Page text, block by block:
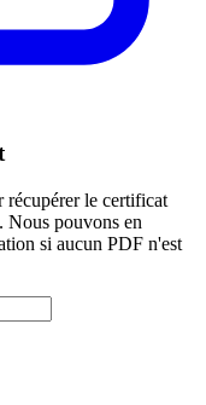
récupérer le certificat
Nous pouvons en
si aucun PDF n'est